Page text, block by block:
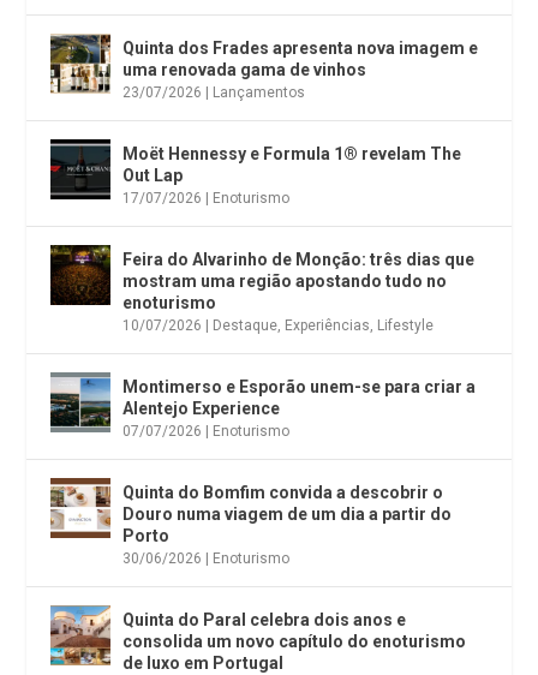
Quinta dos Frades apresenta nova imagem e
uma renovada gama de vinhos
23/07/2026 Lançamentos
Moët Hennessy e Formula 1® revelam The
Out Lap
17/07/2026 Enoturismo
Feira do Alvarinho de Monção: três dias que
mostram uma região apostando tudo no
enoturismo
10/07/2026 Destaque, Experiências, Lifestyle
Montimerso e Esporão unem-se para criar a
Alentejo Experience
07/07/2026 Enoturismo
Quinta do Bomfim convida a descobrir o
Douro numa viagem de um dia a partir do
Porto
30/06/2026 Enoturismo
Quinta do Paral celebra dois anos e
consolida um novo capítulo do enoturismo
de luxo em Portugal